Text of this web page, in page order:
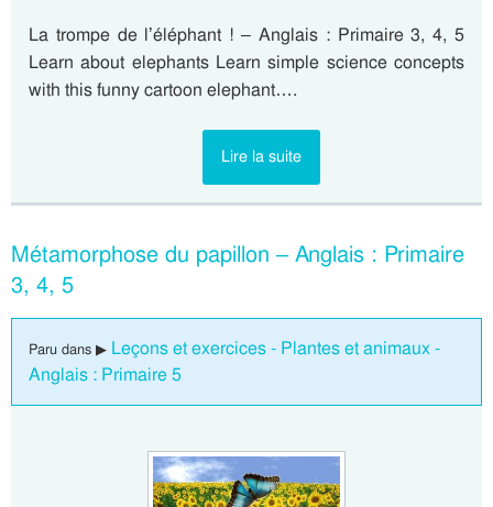
La trompe de l’éléphant ! – Anglais : Primaire 3, 4, 5
Learn about elephants Learn simple science concepts
with this funny cartoon elephant….
Lire la suite
Métamorphose du papillon – Anglais : Primaire
3, 4, 5
Paru dans ▶ Leçons et exercices - Plantes et animaux -
Anglais : Primaire 5